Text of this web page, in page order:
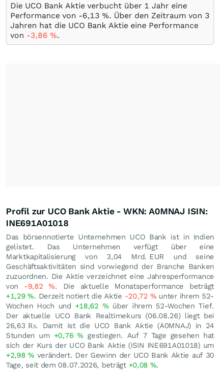
Die UCO Bank Aktie verbucht über 1 Jahr eine
Performance von -6,13 %. Über den Zeitraum von 3
Jahren hat die UCO Bank Aktie eine Performance
von -3,86 %.
Profil zur UCO Bank Aktie - WKN: A0MNAJ ISIN:
INE691A01018
Das börsennotierte Unternehmen UCO Bank ist in Indien
gelistet. Das Unternehmen verfügt über eine
Marktkapitalisierung von 3,04 Mrd. EUR und seine
Geschäftsaktivitäten sind vorwiegend der Branche Banken
zuzuordnen. Die Aktie verzeichnet eine Jahresperformance
von -9,82%. Die aktuelle Monatsperformance beträgt
+1,29%. Derzeit notiert die Aktie -20,72 %unter ihrem 52-
Wochen Hoch und +18,62 %über ihrem 52-Wochen Tief.
Der aktuelle UCO Bank Realtimekurs (06.08.26) liegt bei
26,63 ₨. Damit ist die UCO Bank Aktie (A0MNAJ) in 24
Stunden um +0,76% gestiegen. Auf 7 Tage gesehen hat
sich der Kurs der UCO Bank Aktie (ISIN INE691A01018) um
+2,98%verändert. Der Gewinn der UCO Bank Aktie auf 30
Tage, seit dem 08.07.2026, beträgt +0,08 %.